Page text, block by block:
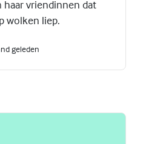
haar vriendinnen dat
wolken liep.
geleden